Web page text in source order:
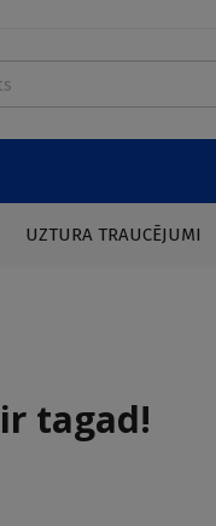
UZTURA TRAUCĒJUMI
tagad!